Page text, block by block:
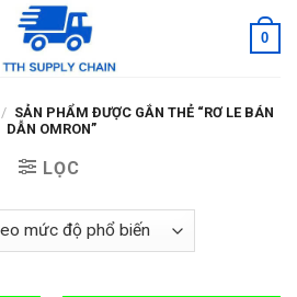
0
/ SẢN PHẨM ĐƯỢC GẮN THẺ “RƠ LE BÁN
DẪN OMRON”
LỌC